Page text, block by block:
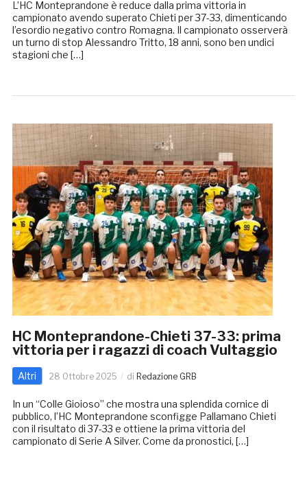
L’HC Monteprandone è reduce dalla prima vittoria in
campionato avendo superato Chieti per 37-33, dimenticando
l’esordio negativo contro Romagna. Il campionato osserverà
un turno di stop Alessandro Tritto, 18 anni, sono ben undici
stagioni che […]
HC Monteprandone-Chieti 37-33: prima
vittoria per i ragazzi di coach Vultaggio
Altri 28 Ottobre 2025 di Redazione GRB
In un “Colle Gioioso” che mostra una splendida cornice di
pubblico, l’HC Monteprandone sconfigge Pallamano Chieti
con il risultato di 37-33 e ottiene la prima vittoria del
campionato di Serie A Silver. Come da pronostici, […]